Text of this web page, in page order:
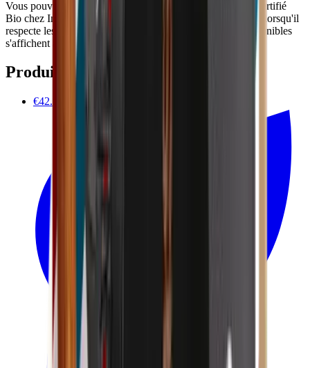
Vous pouvez payer Shampoing douche Homme 500ml - Certifié
Bio chez Impactedd avec Ecochèques et Chèques-cadeaux lorsqu'il
respecte les conditions de votre émetteur. Les chèques disponibles
s'affichent automatiquement au paiement.
Produits associés
€42.90